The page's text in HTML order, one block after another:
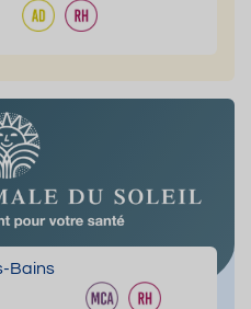
Bains